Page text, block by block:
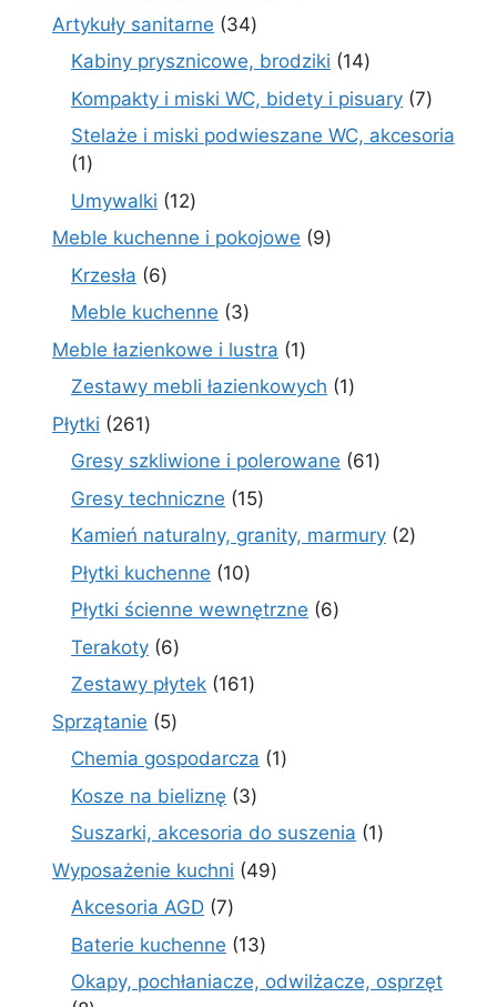
Artykuły sanitarne 3434
produkty
Kabiny prysznicowe, brodziki 1414
produktów
Kompakty i miski WC, bidety i pisuary 77
Stelaże i miski podwieszane WC, akcesoria
11
produkt
Umywalki 1212
produktów
Meble kuchenne i pokojowe 99
Krzesła 66
produktów
Meble kuchenne 33
produkty
Meble łazienkowe i lustra 11
produkt
Zestawy mebli łazienkowych 11
Płytki 261261
produktów
Gresy szkliwione i polerowane 6161
Gresy techniczne 1515
produktów
Kamień naturalny, granity, marmury 22
Płytki kuchenne 1010
produktów
Płytki ścienne wewnętrzne 66
Terakoty 66
produktów
Zestawy płytek 161161
Sprzątanie 55
produktów
Chemia gospodarcza 11
Kosze na bieliznę 33
produkty
Suszarki, akcesoria do suszenia 11
Wyposażenie kuchni 4949
Akcesoria AGD 77
produktów
Baterie kuchenne 1313
produktów
Okapy, pochłaniacze, odwilżacze, osprzęt